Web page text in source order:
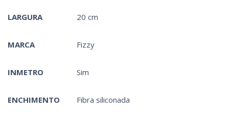
LARGURA 20 cm
MARCA Fizzy
INMETRO Sim
ENCHIMENTO Fibra siliconada